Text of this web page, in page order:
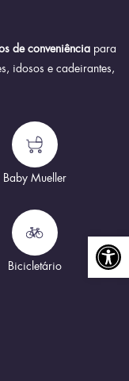
Abrir
de conveniência para
idosos e cadeirantes,
Baby Mueller
Bicicletário